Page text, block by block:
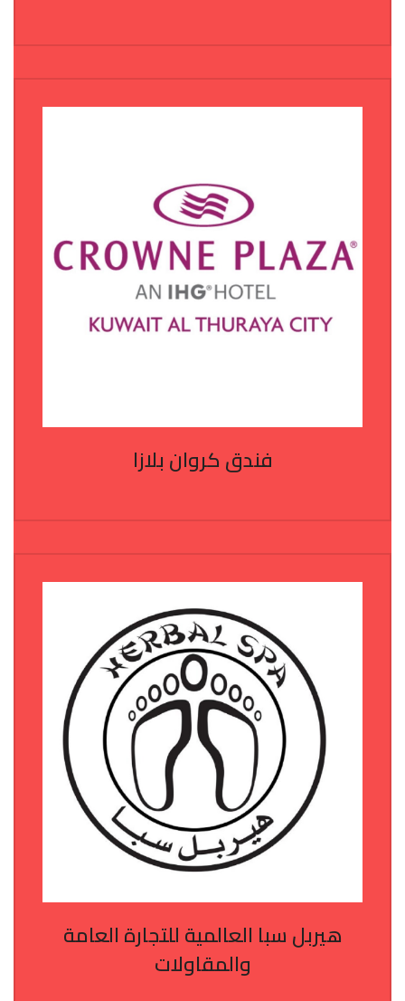
فندق كروان بلازا
هيربل سبا العالمية للتجارة العامة
والمقاولات